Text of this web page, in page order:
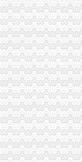
重庆外贸,靠啥给力
上海浦东临港注册
工商动态
奉节局外贸公司注
组织人事处顺利完
江津局外贸公司注
永川局“六提高”外
江北局外贸公司注
市局机关妇委会要
奉节局外贸公司注
市外贸公司注册局
市外贸公司注册局
垫江局外贸公司注